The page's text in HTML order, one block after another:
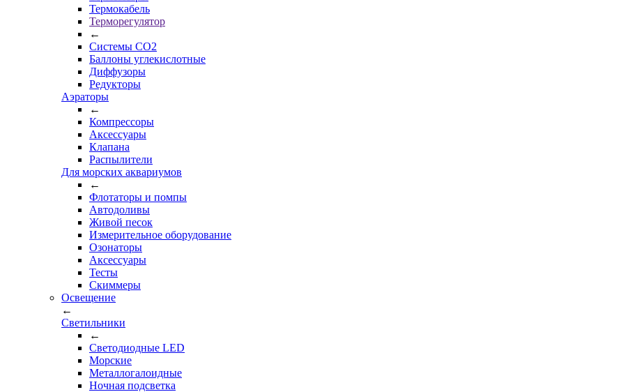
Термокабель
Терморегулятор
←
Системы CO2
Баллоны углекислотные
Диффузоры
Редукторы
Аэраторы
←
Компрессоры
Аксессуары
Клапана
Распылители
Для морских аквариумов
←
Флотаторы и помпы
Автодоливы
Живой песок
Измерительное оборудование
Озонаторы
Аксессуары
Тесты
Cкиммеры
Освещение
←
Светильники
←
Cветодиодные LED
Морские
Металлогалоидные
Ночная подсветка